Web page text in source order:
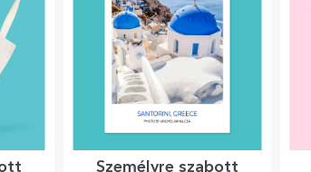
Személyre szabott